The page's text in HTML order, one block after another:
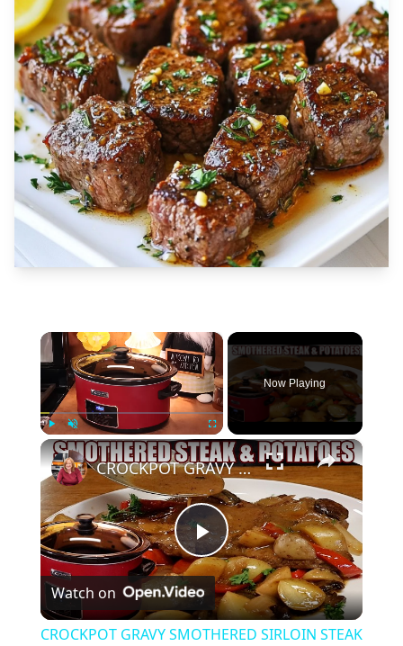
×
Play Unmute Fullscreen
Now Playing
×
Play
Video
CROCKPOT GRAVY SMOTHERED SIRLOIN STEAK & POTATOES Delicious Dinner Idea
Watch on
CROCKPOT GRAVY SMOTHERED SIRLOIN STEAK